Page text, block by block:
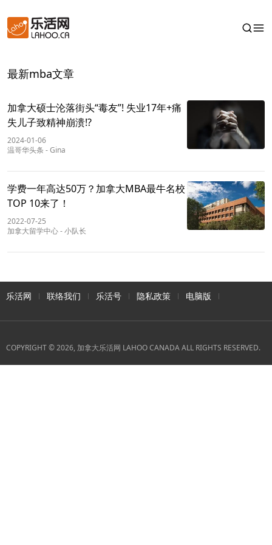
最新mba文章
加拿大硕士沦落街头“毒友”! 失业17年+痛
失儿子致精神崩溃!?
2024-01-06
温哥华头条 -Gina
学费一年高达50万？加拿大MBA最牛名校
TOP 10来了！
2022-07-25
加拿大留学中心-小队长
乐活网 联络我们 乐活号 隐私政策 电脑版
COPYRIGHT © 2026, 加拿大乐活网 LAHOO CANADA ALL RIGHTS RESERVED.